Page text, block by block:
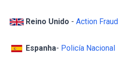
Reino Unido - Action Fraud
Espanha- Policía Nacional